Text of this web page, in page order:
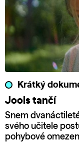
Krátký
Jools tančí
Snem
svého učitele
pohybové